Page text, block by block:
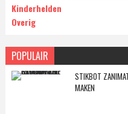
Kinderhelden
Overig
POPULAIR
STIKBOT
MAKEN